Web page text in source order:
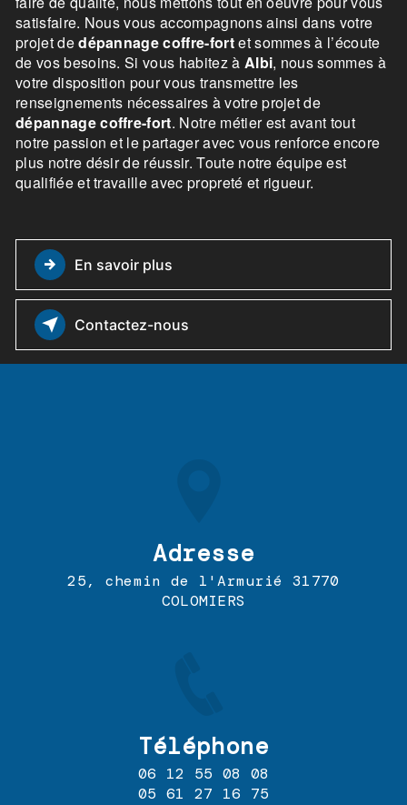
satisfaire. Nous vous accompagnons ainsi dans votre
projet dedépannage coffre-fortet sommes à l’écoute
de vos besoins. Si vous habitez à Albi, nous sommes à
votre disposition pour vous transmettre les
renseignements nécessaires à votre projet de
dépannage coffre-fort. Notre métier est avant tout
notre passion et le partager avec vous renforce encore
plus notre désir de réussir. Toute notre équipe est
qualifiée et travaille avec propreté et rigueur.
En savoir plus
Contactez-nous
Adresse
25, chemin de l'Armurié 31770
COLOMIERS
Téléphone
06 12 55 08 08
05 61 27 16 75